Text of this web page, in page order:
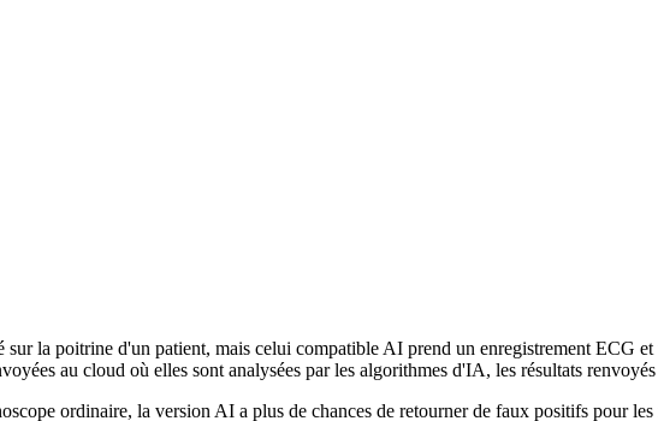
la poitrine d'un patient, mais celui compatible AI prend un enregistrement ECG
au cloud où elles sont analysées par les algorithmes d'IA, les résultats
ordinaire, la version AI a plus de chances de retourner de faux positifs pour